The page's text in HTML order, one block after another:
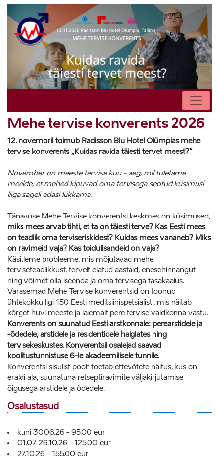
Mehe tervise konverents 2026
12. novembril toimub Radisson Blu Hotel Olümpias mehe
tervise konverents „Kuidas ravida täiesti tervet meest?“
November on meeste tervise kuu - aeg, mil tuletame
meelde, et mehed kipuvad oma tervisega seotud küsimusi
liiga sageli edasi lükkama.
Tänavuse Mehe Tervise konverentsi keskmes on küsimused,
miks mees arvab tihti, et ta on täiesti terve? Kas Eesti mees
on teadlik oma terviseriskidest? Kuidas mees vananeb? Miks
on ravimeid vaja? Kas toidulisandeid on vaja?
Käsitleme probleeme, mis mõjutavad mehe
terviseteadlikkust, tervelt elatud aastaid, enesehinnangut
ning võimet olla iseenda ja oma tervisega tasakaalus.
Varasemad Mehe Tervise konverentsid on toonud
ühtekokku ligi 150 Eesti meditsiinispetsialisti, mis näitab
kõrget huvi meeste ja laiemalt pere tervise valdkonna vastu.
Konverents on suunatud Eesti arstkonnale: perearstidele ja
-õdedele, arstidele ja residentidele haiglates ning
tervisekeskustes. Konverentsil osalejad saavad
koolitustunnistuse 6-le akadeemilisele tunnile.
Konverentsi sisulist poolt toetab ettevõtete näitus, kus on
eraldi ala, suunatuna retseptiravimite väljakirjutamise
õigusega arstidele ja õdedele.
Osalustasud
kuni 30.06.26 - 95.00 eur
01.07-26.10.26 - 125.00 eur
27.10.26 - 155.00 eur